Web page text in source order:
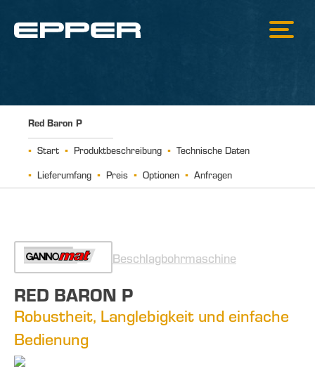
Red Baron P
Start Produktbeschreibung
Technische Daten
Lieferumfang
Preis Optionen Anfragen
Beschlagbohrmaschine
RED BARON P
Robustheit, Langlebigkeit und einfache
Bedienung